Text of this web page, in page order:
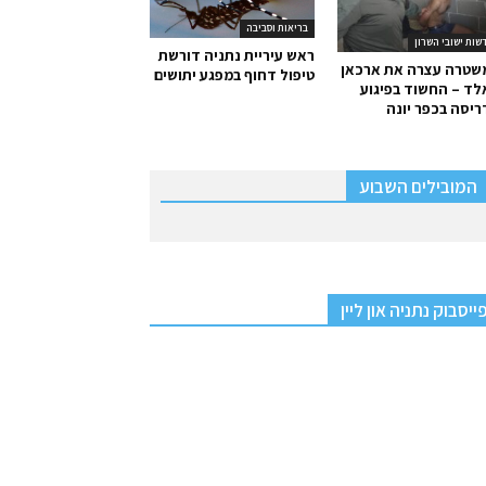
בריאות וסביבה
ראש עיריית נתניה דורשת
טיפול דחוף במפגע יתושים
ישובי השרון
עצרה את ארכאן
– החשוד בפיגוע
בכפר יונה
המובילים השבוע
פייסבוק נתניה און ליין